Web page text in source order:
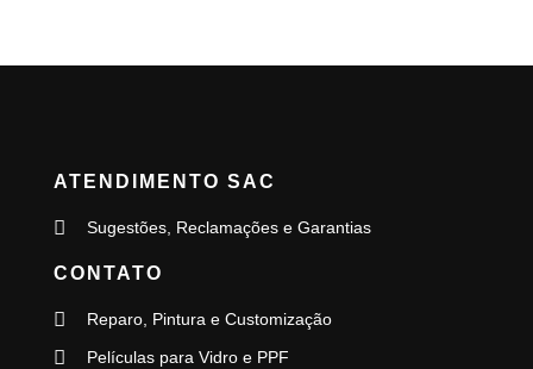
ATENDIMENTO SAC
Sugestões, Reclamações e Garantias
CONTATO
Reparo, Pintura e Customização
Películas para Vidro e PPF